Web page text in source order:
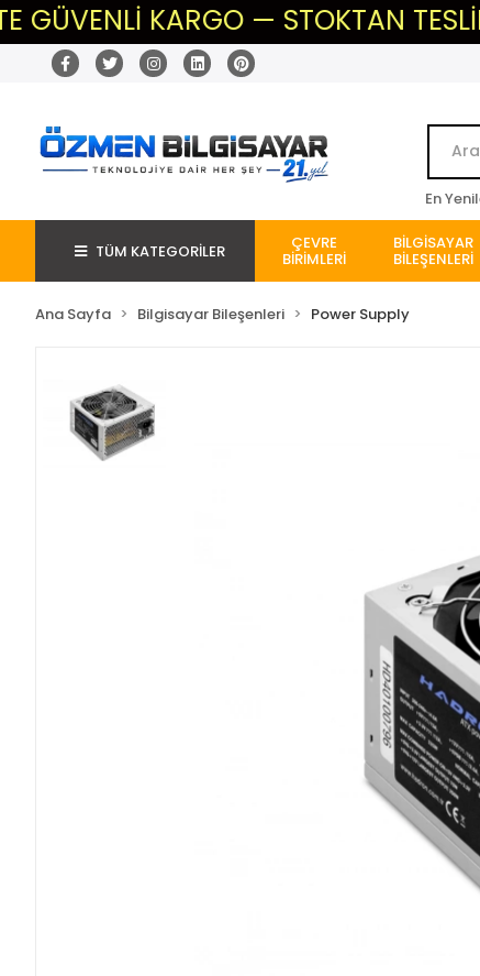
KARGO — STOKTAN TESLİM —
En
TÜM KATEGORİLER ÇEVRE
BİRİMLERİ
BİLGİSAYAR
BİLEŞENLERİ
Ana Sayfa Bilgisayar Bileşenleri Power Supply